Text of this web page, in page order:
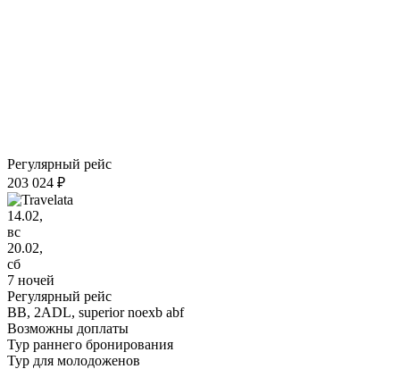
Регулярный рейс
203 024 ₽
14.02,
вс
20.02,
сб
7 ночей
Регулярный рейс
BB, 2ADL, superior noexb abf
Возможны доплаты
Тур раннего бронирования
Тур для молодоженов